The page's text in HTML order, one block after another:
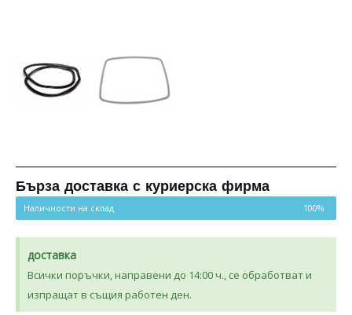
Бърза доставка с куриерска фирма
Наличности на склад 100%
доставка
Всички поръчки, направени до 14:00 ч., се обработват и
изпращат в същия работен ден.